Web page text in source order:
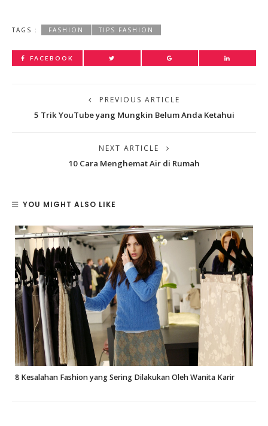
TAGS : FASHION TIPS FASHION
FACEBOOK
PREVIOUS ARTICLE
5 Trik YouTube yang Mungkin Belum Anda Ketahui
NEXT ARTICLE
10 Cara Menghemat Air di Rumah
YOU MIGHT ALSO LIKE
8 Kesalahan Fashion yang Sering Dilakukan Oleh Wanita Karir